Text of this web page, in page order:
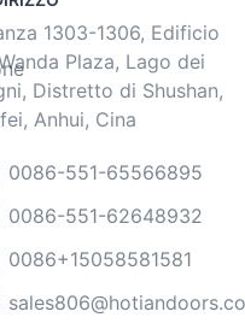
1303-1306, Edificio
Plaza, Lago dei
Distretto di Shushan,
Anhui, Cina
0086-551-65566895
0086-551-62648932
0086+15058581581